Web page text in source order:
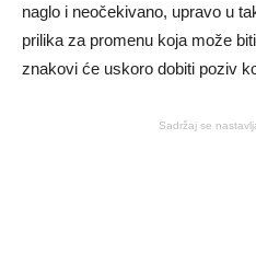
naglo i neočekivano, upravo u
prilika za promenu koja može biti
znakovi će uskoro dobiti poziv
Sadržaj se